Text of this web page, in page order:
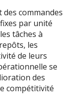
commandes
par unité
tâches à
les
de leurs
se
des
compétitivité